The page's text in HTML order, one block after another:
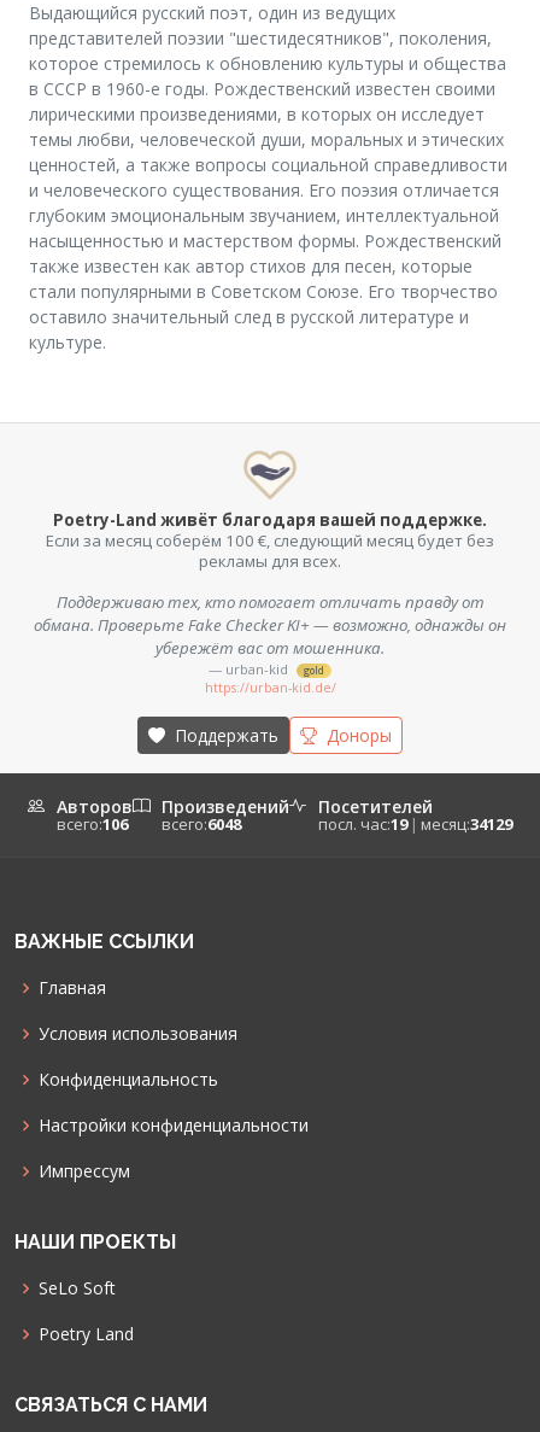
Выдающийся русский поэт, один из ведущих
представителей поэзии "шестидесятников", поколения,
которое стремилось к обновлению культуры и общества
в СССР в 1960-е годы. Рождественский известен своими
лирическими произведениями, в которых он исследует
темы любви, человеческой души, моральных и этических
ценностей, а также вопросы социальной справедливости
и человеческого существования. Его поэзия отличается
глубоким эмоциональным звучанием, интеллектуальной
насыщенностью и мастерством формы. Рождественский
также известен как автор стихов для песен, которые
стали популярными в Советском Союзе. Его творчество
оставило значительный след в русской литературе и
культуре.
Poetry-Land живёт благодаря вашей поддержке.
Если за месяц соберём 100 €, следующий месяц будет без
рекламы для всех.
Поддерживаю тех, кто помогает отличать правду от
обмана. Проверьте Fake Checker KI+ — возможно, однажды он
убережёт вас от мошенника.
— urban-kid gold
https://urban-kid.de/
Поддержать Доноры
Авторов
всего:106
Произведений
всего:6048
Посетителей
посл. час:19 | месяц:34129
ВАЖНЫЕ ССЫЛКИ
Главная
Условия использования
Конфиденциальность
Настройки конфиденциальности
Импрессум
НАШИ ПРОЕКТЫ
SeLo Soft
Poetry Land
СВЯЗАТЬСЯ С НАМИ